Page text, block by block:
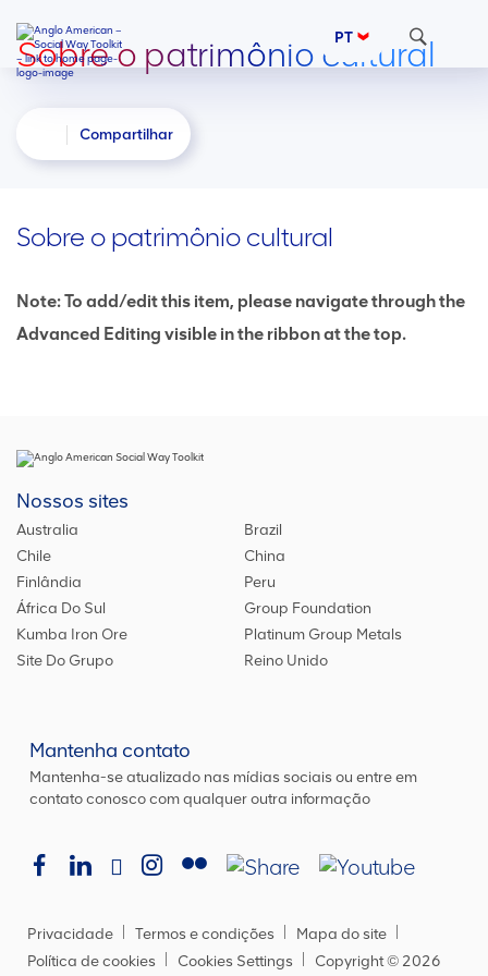
PT Pesquisar
Sobre o patrimônio cultural
Compartilhar
Sobre o patrimônio cultural
Note: To add/edit this item, please navigate through the
Advanced Editing visible in the ribbon at the top.
Nossos sites
Australia
Brazil
Chile
China
Finlândia
Peru
África Do Sul
Group Foundation
Kumba Iron Ore
Platinum Group Metals
Site Do Grupo
Reino Unido
Mantenha contato
Mantenha-se atualizado nas mídias sociais ou entre em
contato conosco com qualquer outra informação
Privacidade Termos e condições
Mapa do site
Política de cookies
Cookies Settings Copyright © 2026